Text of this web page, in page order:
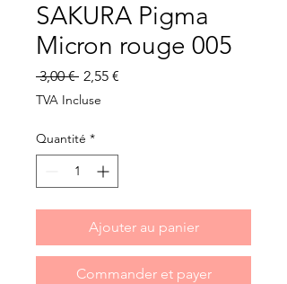
SAKURA Pigma
Micron rouge 005
3,00 € Prix
original
2,55 €
TVA Incluse
Quantité *
Ajouter au panier
Commander et payer